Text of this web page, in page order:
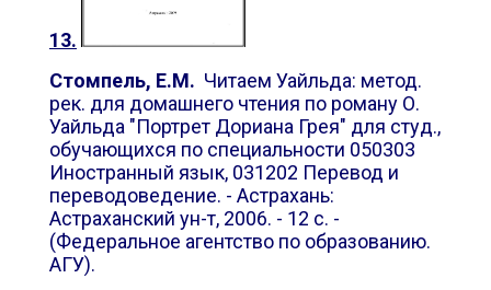
13.
Стомпель, Е.М. Читаем Уайльда: метод.
рек. для домашнего чтения по роману О.
Уайльда "Портрет Дориана Грея" для студ.,
обучающихся по специальности 050303
Иностранный язык, 031202 Перевод и
переводоведение. - Астрахань:
Астраханский ун-т, 2006. - 12 с. -
(Федеральное агентство по образованию.
АГУ).